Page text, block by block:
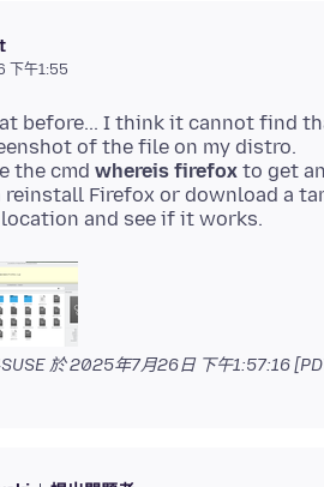
下午1:55
before... I think it cannot find
of the file on my distro.
the cmd whereis firefox to get
reinstall Firefox or download a
於2025年7月26日 下午1:57:16